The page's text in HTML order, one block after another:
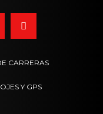
CARRERAS
Y GPS